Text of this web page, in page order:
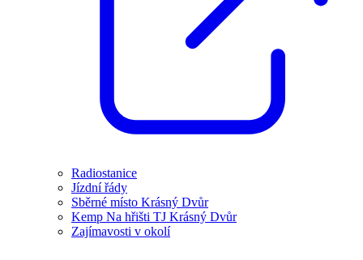
Radiostanice
Jízdní řády
Sběrné místo Krásný Dvůr
Kemp Na hřišti TJ Krásný Dvůr
Zajímavosti v okolí